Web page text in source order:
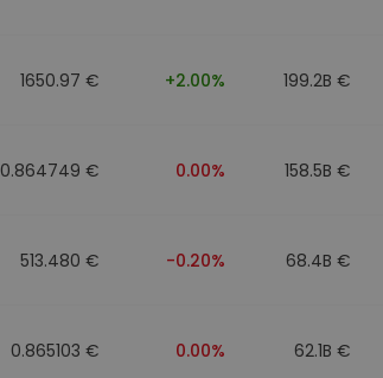
1650.97 € +2.00% 199.2B €
0.864749 € 0.00% 158.5B €
513.480 € -0.20% 68.4B €
0.865103 € 0.00% 62.1B €